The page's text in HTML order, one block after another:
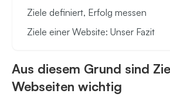
Ziele definiert, Erfolg messen
Ziele einer Website: Unser Fazit
Aus diesem Grund sind
Webseiten wichtig